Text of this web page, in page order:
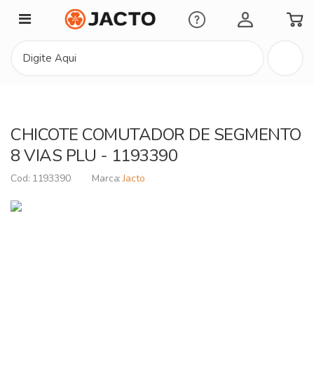
Minha Conta
CHICOTE COMUTADOR DE SEGMENTO
8 VIAS PLU - 1193390
1193390 Jacto